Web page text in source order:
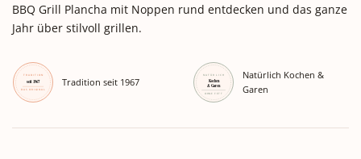
BBQ Grill Plancha mit Noppen rund entdecken und das ganze
Jahr über stilvoll grillen.
Tradition seit 1967
Natürlich Kochen &
Garen